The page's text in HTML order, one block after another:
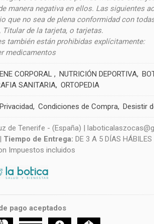
manera negativa en ellos. Las siguientes
no sea de plena conformidad con
Titular de la tarjeta, o tarjetas.
también están prohibidas explícitamente:
medicamentos
CORPORAL NUTRICIÓN DEPORTIVA
SANITARIA ORTOPEDIA
Condiciones de Compra Desistir
de Tenerife - (España) |
Tiempo de Entrega:DE 3 A 5 DÍAS HÁBILES
Impuestos incluidos
pago aceptados